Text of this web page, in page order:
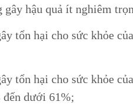
hậu quả ít nghiêm
tổn hại cho sức khỏe
tổn hại cho sức khỏe
dưới 61%;